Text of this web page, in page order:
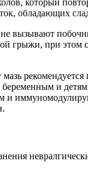
который
обладающих
вызывают
грыжи, при этом
беременным и
и